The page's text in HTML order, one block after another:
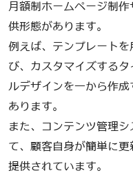
月額制ホームページ制
供形態があります。
例えば、テンプレート
び、カスタマイズする
ルデザインを一から作
あります。
また、コンテンツ管理
て、顧客自身が簡単に
提供されています。